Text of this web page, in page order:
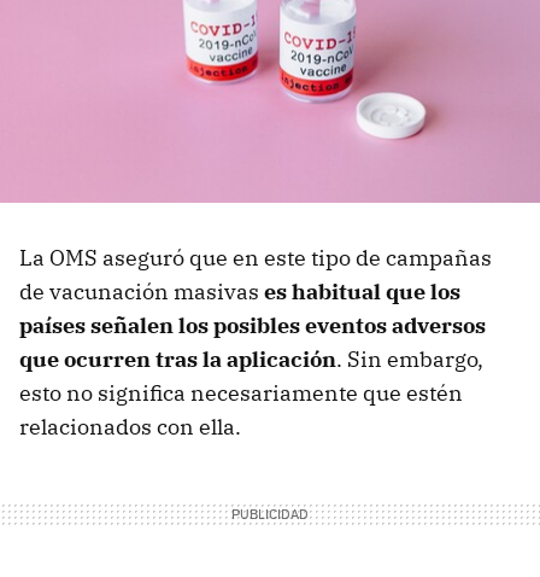
La OMS aseguró que en este tipo de campañas
de vacunación masivas es habitual que los
países señalen los posibles eventos adversos
que ocurren tras la aplicación. Sin embargo,
esto no significa necesariamente que estén
relacionados con ella.